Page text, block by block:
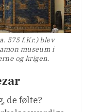
575 f.Kr.) blev
museum i
og krigen.
de følte?